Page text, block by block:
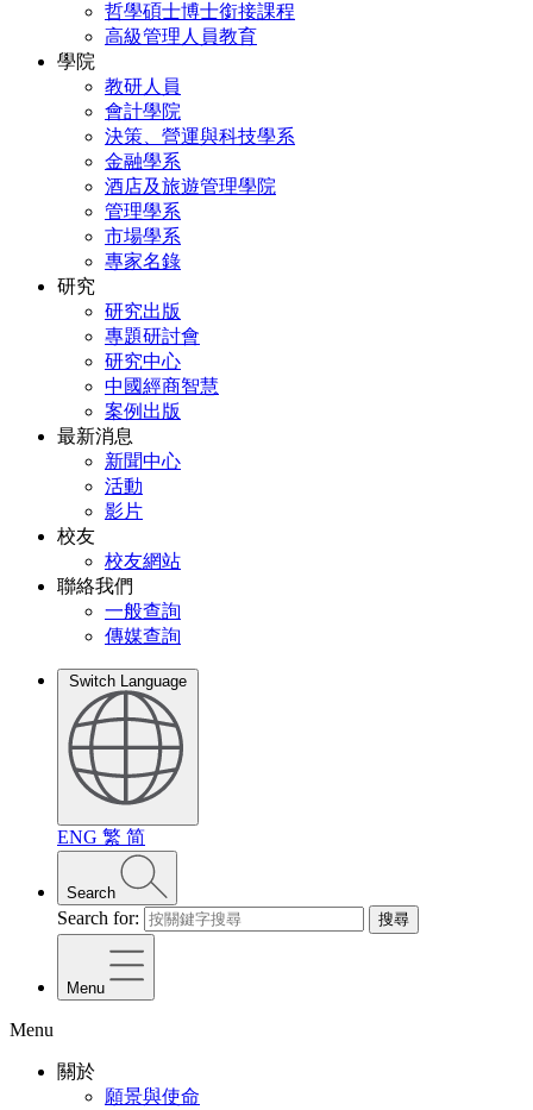
哲學碩士博士銜接課程
高級管理人員教育
學院
教研人員
會計學院
決策、營運與科技學系
金融學系
酒店及旅遊管理學院
管理學系
市場學系
專家名錄
研究
研究出版
專題研討會
研究中心
中國經商智慧
案例出版
最新消息
新聞中心
活動
影片
校友
校友網站
聯絡我們
一般查詢
傳媒查詢
Switch Language
ENG 繁 简
Search
Search for: 搜尋
Menu
Menu
關於
願景與使命